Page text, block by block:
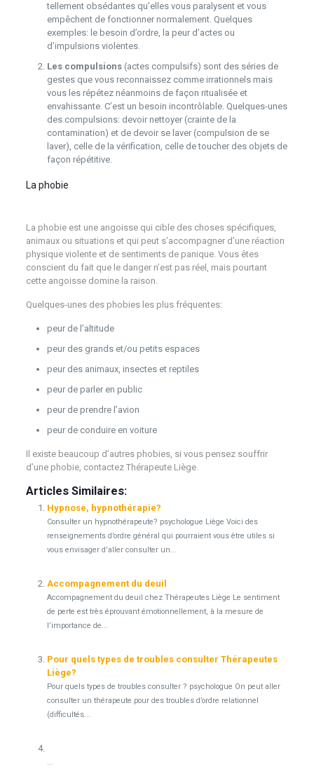
tellement obsédantes qu’elles vous paralysent et vous
empêchent de fonctionner normalement. Quelques
exemples: le besoin d’ordre, la peur d’actes ou
d’impulsions violentes.
Les compulsions(actes compulsifs) sont des séries de
gestes que vous reconnaissez comme irrationnels mais
vous les répétez néanmoins de façon ritualisée et
envahissante. C’est un besoin incontrôlable. Quelques-unes
des compulsions: devoir nettoyer (crainte de la
contamination) et de devoir se laver (compulsion de se
laver), celle de la vérification, celle de toucher des objets de
façon répétitive.
La phobie
La phobie est une angoisse qui cible des choses spécifiques,
animaux ou situations et qui peut s’accompagner d’une réaction
physique violente et de sentiments de panique. Vous êtes
conscient du fait que le danger n’est pas réel, mais pourtant
cette angoisse domine la raison.
Quelques-unes des phobies les plus fréquentes:
peur de l’altitude
peur des grands et/ou petits espaces
peur des animaux, insectes et reptiles
peur de parler en public
peur de prendre l’avion
peur de conduire en voiture
Il existe beaucoup d’autres phobies, si vous pensez souffrir
d’une phobie, contactez Thérapeute Liège.
Articles Similaires:
Hypnose, hypnothérapie?
Consulter un hypnothérapeute? psychologue Liège Voici des
renseignements d’ordre général qui pourraient vous être utiles si
vous envisager d’aller consulter un...
Accompagnement du deuil
Accompagnement du deuil chez Thérapeutes Liège Le sentiment
de perte est très éprouvant émotionnellement, à la mesure de
l’importance de...
Pour quels types de troubles consulter Thérapeutes
Liège?
Pour quels types de troubles consulter ? psychologue On peut aller
consulter un thérapeute pour des troubles d’ordre relationnel
(difficultés...
...